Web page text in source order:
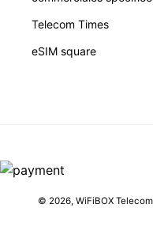
Telecom Times
eSIM square
© 2026, WiFiBOXTelecom